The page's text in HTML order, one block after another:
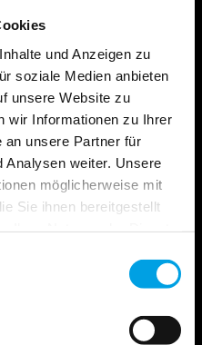
und Anzeigen zu
soziale Medien anbieten
unsere Website zu
wir Informationen zu Ihrer
an unsere Partner für
Analysen weiter. Unsere
möglicherweise mit
Sie ihnen bereitgestellt
gemeinsam eine
Lösung.
730 0